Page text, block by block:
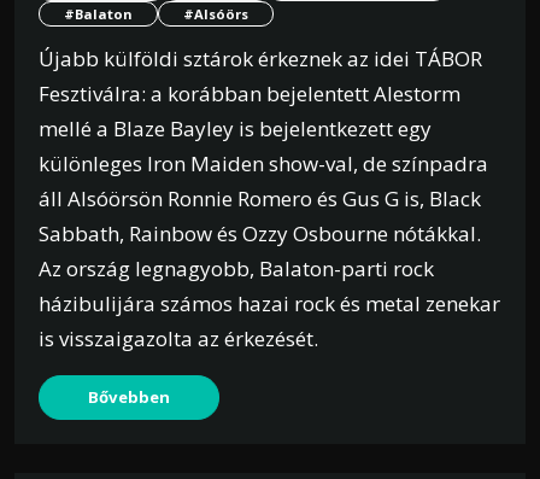
#Balaton
#Alsóörs
Újabb külföldi sztárok érkeznek az idei TÁBOR
Fesztiválra: a korábban bejelentett Alestorm
mellé a Blaze Bayley is bejelentkezett egy
különleges Iron Maiden show-val, de színpadra
áll Alsóörsön Ronnie Romero és Gus G is, Black
Sabbath, Rainbow és Ozzy Osbourne nótákkal.
Az ország legnagyobb, Balaton-parti rock
házibulijára számos hazai rock és metal zenekar
is visszaigazolta az érkezését.
Bővebben